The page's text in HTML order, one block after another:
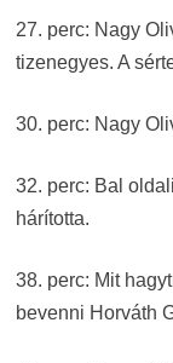
27. perc: Nagy
tizenegyes. A
30. perc: Nagy
32. perc: Bal
hárította.
38. perc: Mit
bevenni Horváth